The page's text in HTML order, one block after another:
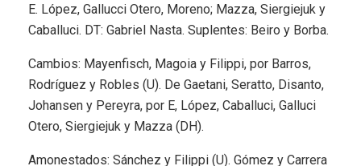
E. López, Gallucci Otero, Moreno; Mazza, Siergiejuk y
Caballuci. DT: Gabriel Nasta. Suplentes: Beiro y Borba.
Cambios: Mayenfisch, Magoia y Filippi, por Barros,
Rodríguez y Robles (U). De Gaetani, Seratto, Disanto,
Johansen y Pereyra, por E, López, Caballuci, Galluci
Otero, Siergiejuk y Mazza (DH).
Amonestados: Sánchez y Filippi (U). Gómez y Carrera